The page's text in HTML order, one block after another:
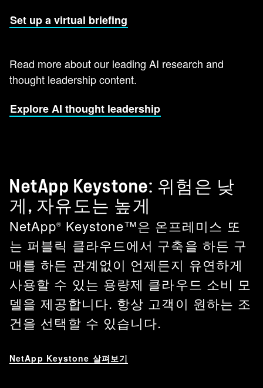
Set up a virtual briefing
Read more about our leading AI research and
thought leadership content.
Explore AI thought leadership
NetApp Keystone: 위험은 낮
게, 자유도는 높게
NetApp® Keystone™은 온프레미스 또
는 퍼블릭 클라우드에서 구축을 하든 구
매를 하든 관계없이 언제든지 유연하게
사용할 수 있는 용량제 클라우드 소비 모
델을 제공합니다. 항상 고객이 원하는 조
건을 선택할 수 있습니다.
NetApp Keystone 살펴보기